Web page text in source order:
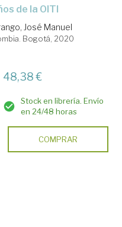
de la OITI
José Manuel
Bogotá, 2020
48,38 €
Stock en librería. Envío
en 24/48 horas
COMPRAR